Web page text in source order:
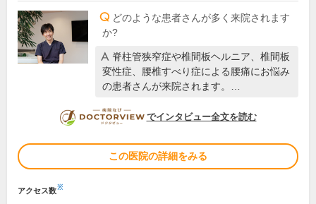
どのような患者さんが多く来院されます
か?
脊柱管狭窄症や椎間板ヘルニア、椎間板
変性症、腰椎すべり症による腰痛にお悩み
の患者さんが来院されます。…
DOCTORVIEW
でインタビュー全文を読む
この医院の詳細をみる
アクセス数※